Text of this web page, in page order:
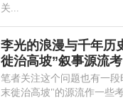
关...
李光的浪漫与千年
徙治高坡”叙事源流考
笔者关注这个问题也有一
末徙治高坡"的源流作一些